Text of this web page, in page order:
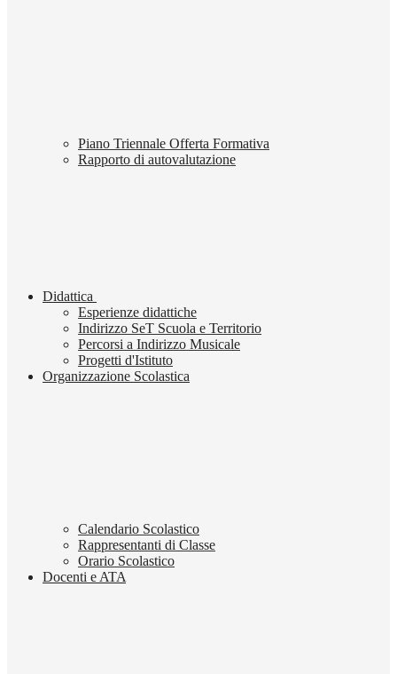
Piano Triennale Offerta Formativa
Rapporto di autovalutazione
Didattica
Esperienze didattiche
Indirizzo SeT Scuola e Territorio
Percorsi a Indirizzo Musicale
Progetti d'Istituto
Organizzazione Scolastica
Calendario Scolastico
Rappresentanti di Classe
Orario Scolastico
Docenti e ATA